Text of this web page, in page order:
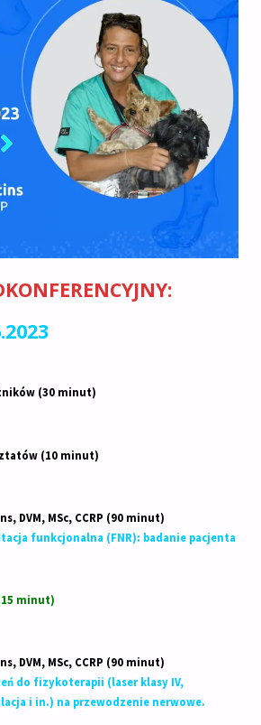
(30 minut)
(10 minut)
DVM, MSc, CCRP (90 minut)
funkcjonalna (FNR): badanie pacjenta
minut)
DVM, MSc, CCRP (90 minut)
do fizykoterapii (laser klasy IV,
i in.) na przewodzenie nerwowe.